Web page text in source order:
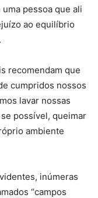
pessoa que ali
ao equilíbrio
recomendam que
cumpridos nossos
lavar nossas
possível, queimar
ambiente
inúmeras
“campos